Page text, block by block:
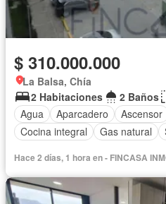
$ 310.000.000
La Balsa, Chía
2 Habitaciones
2 Baños
Agua
Aparcadero Ascensor
Cocina integral
Gas natural
Hace 2 días, 1 hora en - FINCASA